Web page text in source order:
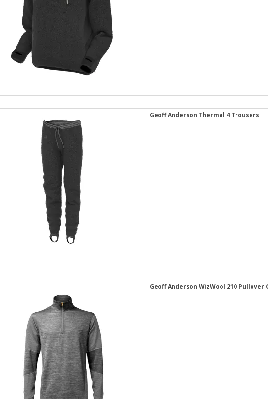
Geoff Anderson Thermal 4 Trousers
Geoff Anderson WizWool 210 Pullover